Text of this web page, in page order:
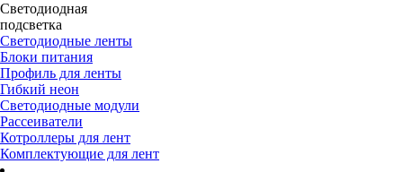
Светодиодная
подсветка
Светодиодные ленты
Блоки питания
Профиль для ленты
Гибкий неон
Светодиодные модули
Рассеиватели
Котроллеры для лент
Комплектующие для лент